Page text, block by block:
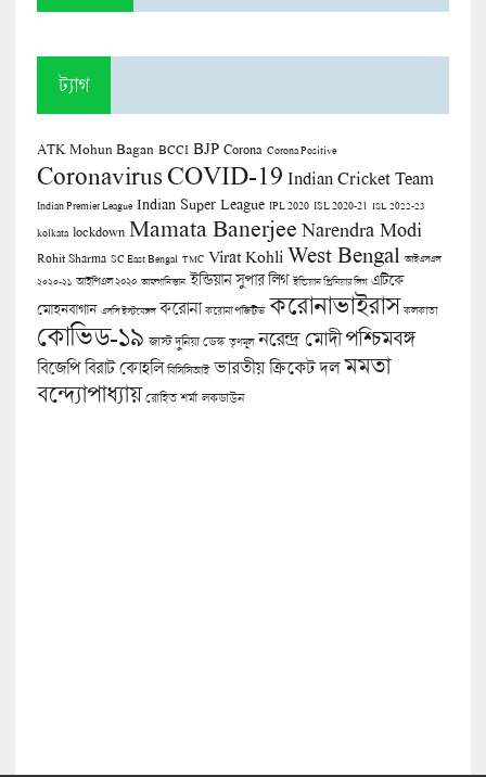
ট্যাগ
ATK Mohun Bagan BCCI BJP Corona Corona Positive
CoronavirusCOVID-19 Indian Cricket Team
Indian Premier League Indian Super League IPL 2020 ISL 2020-21 ISL 2022-23
kolkata lockdown Mamata Banerjee Narendra Modi
Rohit Sharma SC East Bengal TMC Virat Kohli West Bengal আইএসএল
২০২০-২১ আইপিএল ২০২০ আফগানিস্তান ইন্ডিয়ান সুপার লিগ ইন্ডিয়ান প্রিমিয়ার লিগ এটিকে
মোহনবাগান এসসি ইস্টবেঙ্গল করোনা করোনা পজিটিভ করোনাভাইরাস কলকাতা
কোভিড-১৯ জাস্ট দুনিয়া ডেস্ক তৃণমূল নরেন্দ্র মোদী পশ্চিমবঙ্গ
বিজেপি বিরাট কোহলি বিসিসিআই ভারতীয় ক্রিকেট দল মমতা
বন্দ্যোপাধ্যায় রোহিত শর্মা লকডাউন